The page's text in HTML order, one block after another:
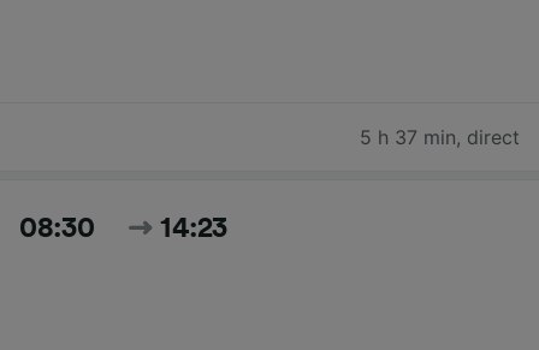
5 h 37 min, direct
08:30 14:23